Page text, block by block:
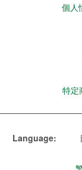
個人
特定
Language: